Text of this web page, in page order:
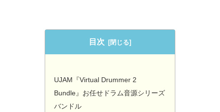
目次
UJAM『Virtual Drummer 2
Bundle』お任せドラム音源シリーズ
バンドル